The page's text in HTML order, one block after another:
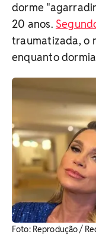
dorme
20 anos.
traumatizada, o
enquanto
​Foto: Reprodução /